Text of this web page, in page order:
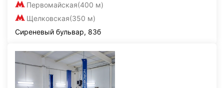
Первомайская(400 м)
Щелковская(350 м)
Сиреневый бульвар, 83б